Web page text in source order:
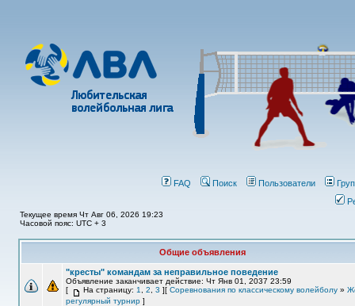
FAQ Поиск Пользователи
Текущее время Чт Авг 06, 2026 19:23
Часовой пояс: UTC + 3
Общие объявления
"кресты" командам за неправильное поведение
Объявление заканчивает действие: Чт Янв 01, 2037 23:59
[
На страницу: 1 2 3 ][ Соревнования по классическому волейболу »
регулярный турнир ]